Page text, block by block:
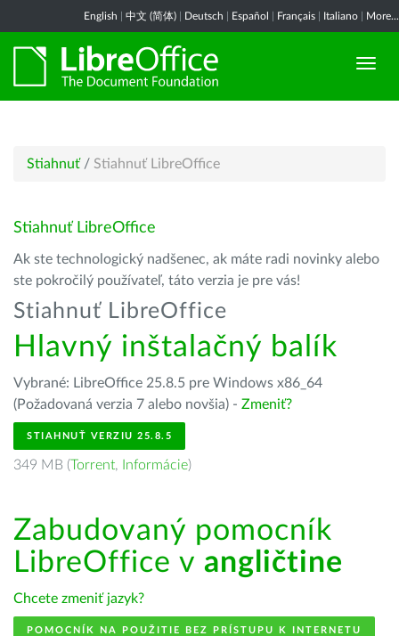
English 中文 (简体) Deutsch Español Français Italiano More...
Stiahnuť / Stiahnuť LibreOffice
Stiahnuť LibreOffice
Ak ste technologický nadšenec, ak máte radi novinky alebo
ste pokročilý používateľ, táto verzia je pre vás!
Stiahnuť LibreOffice
Hlavný inštalačný balík
Vybrané: LibreOffice 25.8.5 pre Windows x86_64
(Požadovaná verzia 7 alebo novšia) - Zmeniť?
STIAHNUŤ VERZIU 25.8.5
349 MB (Torrent, Informácie)
Zabudovaný pomocník
LibreOffice v angličtine
Chcete zmeniť jazyk?
POMOCNÍK NA POUŽITIE BEZ PRÍSTUPU K INTERNETU